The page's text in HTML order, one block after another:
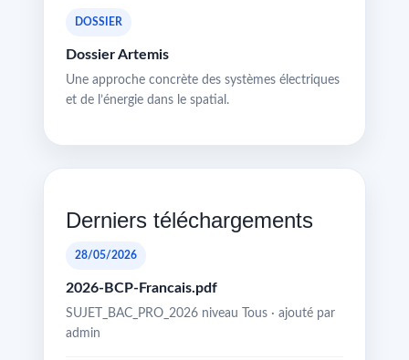
DOSSIER
Dossier Artemis
Une approche concrète des systèmes électriques
et de l’énergie dans le spatial.
Derniers téléchargements
28/05/2026
2026-BCP-Francais.pdf
SUJET_BAC_PRO_2026 niveau Tous · ajouté par
admin